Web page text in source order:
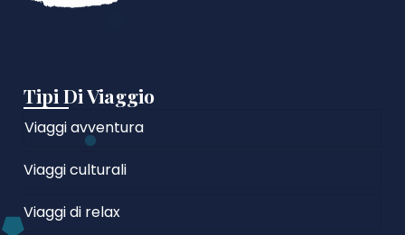
Tipi Di Viaggio
Viaggi avventura
Viaggi culturali
Viaggi di relax